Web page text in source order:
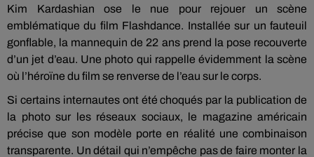
Kim
Kardashian ose le nue pour rejouer un
scène
emblématique du film Flashdance. Installée sur un fauteuil
gonflable, la mannequin de 22 ans prend la pose recouverte
d’un jet d’eau. Une photo qui rappelle évidemment la scène
où l’héroïne du film se renverse de l’eau sur le corps.
Si certains internautes ont été choqués par la publication de
la photo sur les réseaux sociaux, le magazine américain
précise que son modèle porte en réalité une combinaison
transparente. Un détail qui n’empêche pas de faire monter la